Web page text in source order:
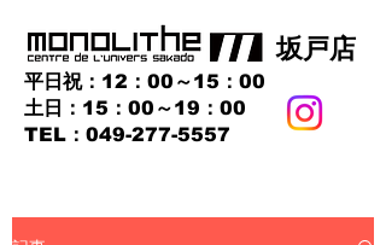
​坂戸店
平日祝：12：00～15：00
土日：15：00～19：00
TEL：049-277-5557